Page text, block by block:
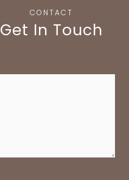
CONTACT
Get In Touch